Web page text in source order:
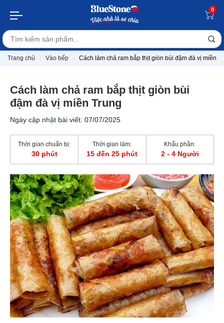
0
Trang chủ Vào bếp Cách làm chả ram bắp thịt giòn bùi đậm đà vị miền
Cách làm chả ram bắp thịt giòn bùi
đậm đà vị miền Trung
Ngày cập nhật bài viết: 07/07/2025
Thời gian chuẩn bị:
30 phút
Thời gian làm:
15 đến 25 phút
Khẩu phần:
2 - 4 Người